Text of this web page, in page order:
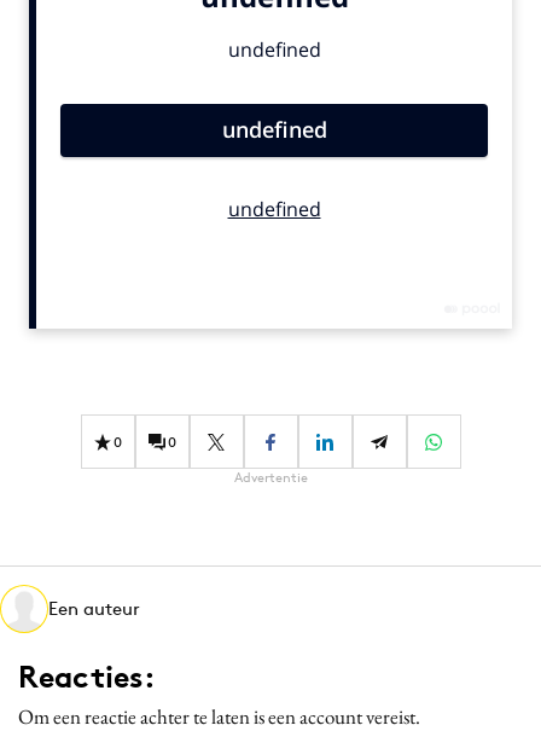
Gedragsverandering
Influencer marketing
Media
Merkstrategie
PR
Programmatic
Purpose Marketing
0 0
Advertentie
Een auteur
Reacties:
Om een reactie achter te laten is een account vereist.